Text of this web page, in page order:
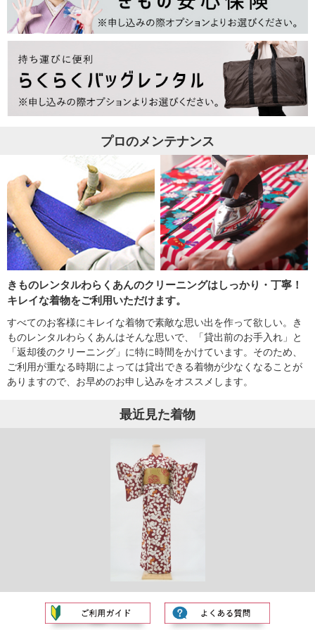
プロのメンテナンス
きものレンタルわらくあんのクリーニングはしっかり・丁寧！
キレイな着物をご利用いただけます。
すべてのお客様にキレイな着物で素敵な思い出を作って欲しい。き
ものレンタルわらくあんはそんな思いで、「貸出前のお手入れ」と
「返却後のクリーニング」に特に時間をかけています。そのため、
ご利用が重なる時期によっては貸出できる着物が少なくなることが
ありますので、お早めのお申し込みをオススメします。
最近見た着物